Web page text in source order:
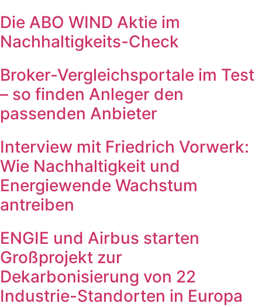
Die ABO WIND Aktie im
Nachhaltigkeits-Check
Broker-Vergleichsportale im Test
– so finden Anleger den
passenden Anbieter
Interview mit Friedrich Vorwerk:
Wie Nachhaltigkeit und
Energiewende Wachstum
antreiben
ENGIE und Airbus starten
Großprojekt zur
Dekarbonisierung von 22
Industrie-Standorten in Europa